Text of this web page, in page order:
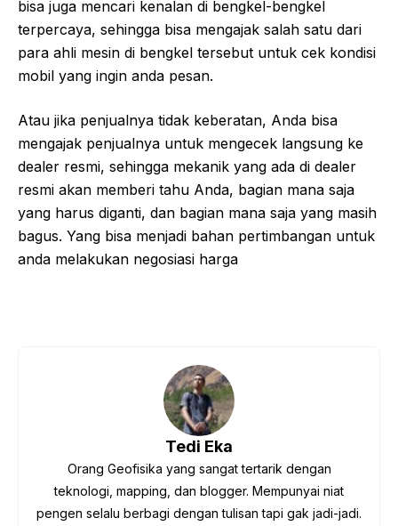
bisa juga mencari kenalan di bengkel-bengkel
terpercaya, sehingga bisa mengajak salah satu dari
para ahli mesin di bengkel tersebut untuk cek kondisi
mobil yang ingin anda pesan.
Atau jika penjualnya tidak keberatan, Anda bisa
mengajak penjualnya untuk mengecek langsung ke
dealer resmi, sehingga mekanik yang ada di dealer
resmi akan memberi tahu Anda, bagian mana saja
yang harus diganti, dan bagian mana saja yang masih
bagus. Yang bisa menjadi bahan pertimbangan untuk
anda melakukan negosiasi harga
Tedi Eka
Orang Geofisika yang sangat tertarik dengan
teknologi, mapping, dan blogger. Mempunyai niat
pengen selalu berbagi dengan tulisan tapi gak jadi-jadi.